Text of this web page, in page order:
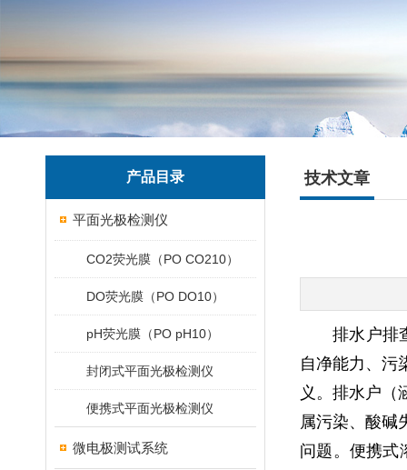
产品目录
平面光极检测仪
CO2荧光膜（PO CO210）
DO荧光膜（PO DO10）
pH荧光膜（PO pH10）
封闭式平面光极检测仪
便携式平面光极检测仪
微电极测试系统
技术文章
排水户排
自净能力、污
义。排水户（
属污染、酸碱
问题。便携式